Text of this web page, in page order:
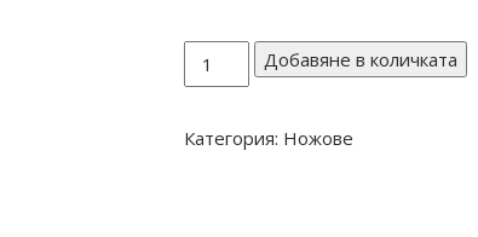
количество
за
40
Добавяне в количката
Категория: Ножове